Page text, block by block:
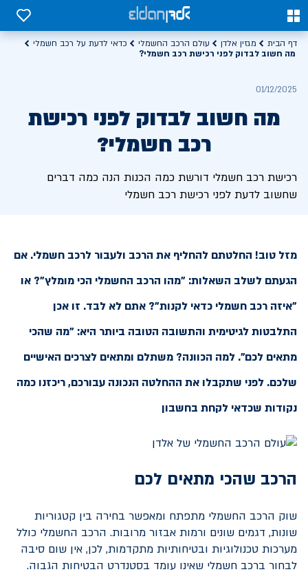
0
0
דף הבית מגזין אלדן עולם הרכב החשמלי
כדאי לדעת על רכב חשמלי
מה חשוב לבדוק לפני רכישת רכב חשמלי?
01/12/2025
מה חשוב לבדוק לפני רכישת
רכב חשמלי?
רכישת רכב חשמלי דורשת כמה הכנות הנה כמה דברים
שחשוב לדעת לפני רכישת רכב חשמלי
מזל טוב! החלטתם להחליף את הרכב ולעבור לרכב חשמלי. אם
הגעתם לשלב השאלות: "מהו הרכב החשמלי הכי מומלץ"? או
"איזה רכב חשמלי כדאי לקנות"? אתם לא לבד. זו אכן
התלבטות לגיטימית והתשובה הטובה ביותר היא: "מה שהכי
מתאים לכם". למה הכוונה? משתלם ומתאים לצרכים האישיים
שלכם. לפני שתקבלו את ההחלטה הנכונה עבורכם, ריכזנו כמה
נקודות שכדאי לקחת בחשבון
הרכב שהכי מתאים לכם
שוק הרכב החשמלי מתפתח ומאפשר בחירה בין קטגוריות
שונות, דגמים שונים ורמות אבזור מרובות. הרכב החשמלי כולל
מערכות טכנולוגיות ובטיחותיות מתקדמות, לכן, אין שום סיבה
לבחור ברכב חשמלי שאינו עומד בסטנדרט הבטיחות הגבוה.